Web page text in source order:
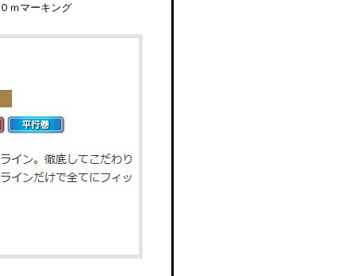
ｍマーキング